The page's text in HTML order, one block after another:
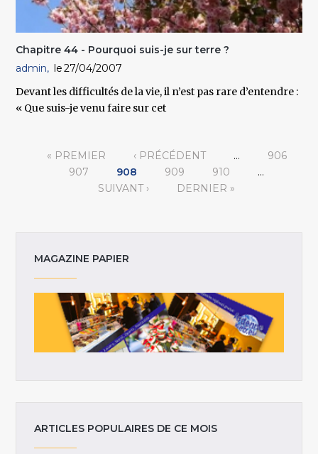
Chapitre 44 - Pourquoi suis-je sur terre ?
admin
27/04/2007
Devant les difficultés de la vie, il n’est pas rare d’entendre :
« Que suis-je venu faire sur cet
« PREMIER ‹ PRÉCÉDENT …
906
907
908 909 910
…
SUIVANT ›
DERNIER »
MAGAZINE PAPIER
ARTICLES POPULAIRES DE CE MOIS